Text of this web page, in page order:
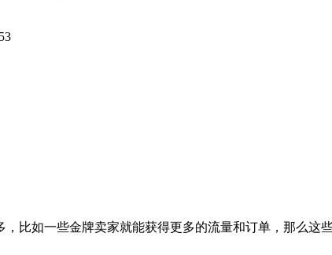
比如一些金牌卖家就能获得更多的流量和订单，那么这